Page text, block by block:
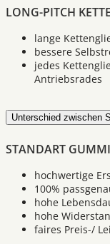
LONG-PITCH KETTE
lange
bessere
jedes
Antriebsrades
Unterschied zwischen
STANDART
hochwertige
100%
hohe
hohe
faires Preis-/